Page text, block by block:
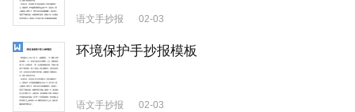
语文手抄报 02-03
环境保护手抄报模板
语文手抄报 02-03